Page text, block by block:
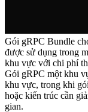
Gói gRPC Bundle
được sử dụng trong
khu vực với chi phí
Gói gRPC một khu
khu vực, trong khi
hoặc kiến trúc cần
gian.